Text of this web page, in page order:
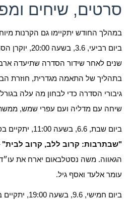
סרטים, שיחים
במהלך החודש יתקיימו גם הקרנות
ביום רביעי, 3.6, בשעה 20:00, יוקרן הסרט
שנים לאחר שידור הסדרה שתיעדה
בתהליך של התאמה מגדרית, חוזרת
גיבורי הסדרה כדי לבחון מה עלה
שיחה עם מדליה ועם עפרי שמש,
ביום שבת, 6.6, בשעה 11:00, יתקיים בסינמטק הרצליה אירוע
"שבתרבות: קרוב ללב, קרוב לבית"
הגאווה. משה נסטלבאום יארח את
עומר אלעד ואסף גיל.
ביום חמישי, 9.6, בשעה 19:00, יתקיים בבית ראשונים אירוע